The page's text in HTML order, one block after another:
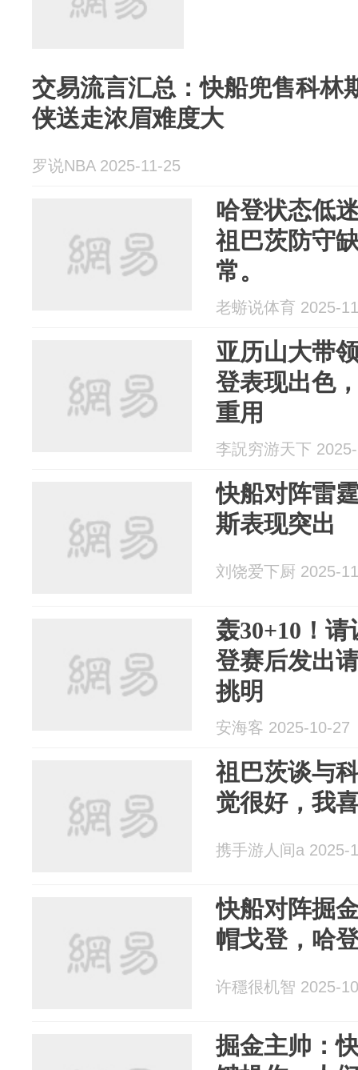
交易流言汇总：快船兜售科林
侠送走浓眉难度大
罗说NBA 2025-11-25
哈登状态低
祖巴茨防守
常。
老蝣说体育 2025-
亚历山大带
登表现出色
重用
李詋穷游天下
快船对阵雷
斯表现突出
刘饶爱下厨 2025-
轰30+10！
登赛后发出
挑明
安海客 2025-10-27
祖巴茨谈与
觉很好，我
携手游人间a 2025-
快船对阵掘
帽戈登，哈
许穩很机智 2025-
掘金主帅：